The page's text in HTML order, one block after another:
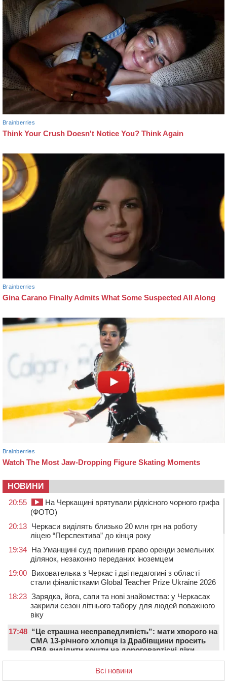
НОВИНИ
20:55
На Черкащині врятували рідкісного чорного грифа
(ФОТО)
20:13 Черкаси виділять близько 20 млн грн на роботу
ліцею “Перспектива” до кінця року
19:34 На Уманщині суд припинив право оренди земельних
ділянок, незаконно переданих іноземцем
19:00 Вихователька з Черкас і дві педагогині з області
стали фіналістками Global Teacher Prize Ukraine 2026
18:23 Зарядка, йога, сапи та нові знайомства: у Черкасах
закрили сезон літнього табору для людей поважного
віку
17:48 “Це страшна несправедливість”: мати хворого на
СМА 13-річного хлопця із Драбівщини просить
ОВА виділити кошти на дороговартісні ліки
На Уманщині судитимуть колишню очільницю відділу
освіти через закупівлю електрики за завищеною
Всі новини